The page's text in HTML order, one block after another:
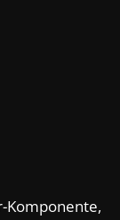
Komponente,